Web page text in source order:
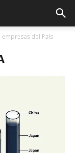
del País